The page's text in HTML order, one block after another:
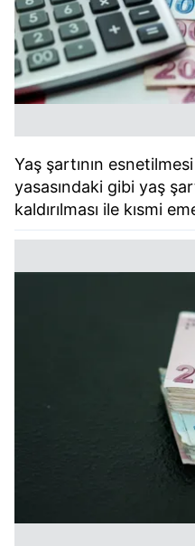
Yaş şartının esnetilmesi
yasasındaki gibi yaş
kaldırılması ile kısmi